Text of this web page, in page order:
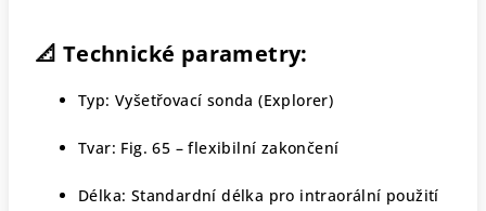
📐 Technické parametry:
Typ: Vyšetřovací sonda (Explorer)
Tvar: Fig. 65 – flexibilní zakončení
Délka: Standardní délka pro intraorální použití